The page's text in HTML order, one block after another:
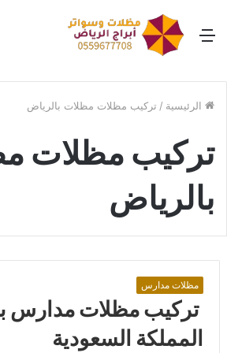
القائمة
الرئيسية / تركيب مظلات مظلات بالرياض
تركيب مظلات
بالرياض
مظلات مدارس
تركيب مظلات مدارس
المملكة السعودية